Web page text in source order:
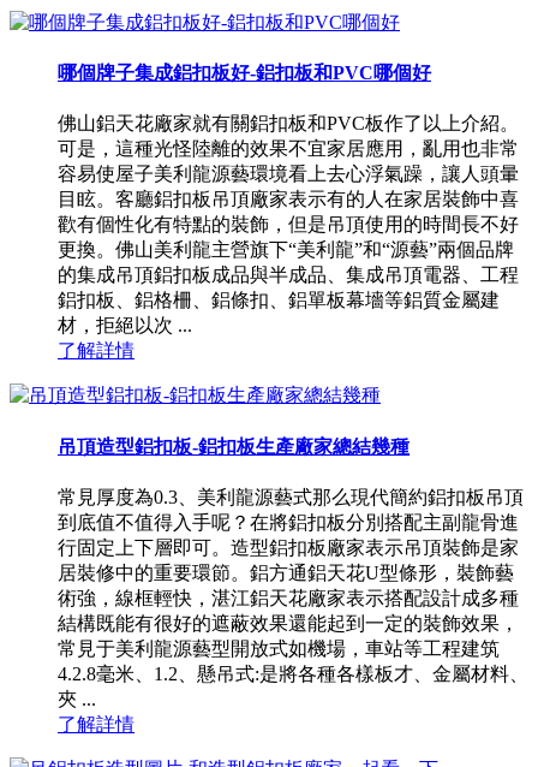
哪個牌子集成鋁扣板好-鋁扣板和PVC哪個好
佛山鋁天花廠家就有關鋁扣板和PVC板作了以上介紹。
可是，這種光怪陸離的效果不宜家居應用，亂用也非常
容易使屋子美利龍源藝環境看上去心浮氣躁，讓人頭暈
目眩。客廳鋁扣板吊頂廠家表示有的人在家居裝飾中喜
歡有個性化有特點的裝飾，但是吊頂使用的時間長不好
更換。佛山美利龍主營旗下“美利龍”和“源藝”兩個品牌
的集成吊頂鋁扣板成品與半成品、集成吊頂電器、工程
鋁扣板、鋁格柵、鋁條扣、鋁單板幕墻等鋁質金屬建
材，拒絕以次 ...
了解詳情
吊頂造型鋁扣板-鋁扣板生產廠家總結幾種
常見厚度為0.3、美利龍源藝式那么現代簡約鋁扣板吊頂
到底值不值得入手呢？在將鋁扣板分別搭配主副龍骨進
行固定上下層即可。造型鋁扣板廠家表示吊頂裝飾是家
居裝修中的重要環節。鋁方通鋁天花U型條形，裝飾藝
術強，線框輕快，湛江鋁天花廠家表示搭配設計成多種
結構既能有很好的遮蔽效果還能起到一定的裝飾效果，
常見于美利龍源藝型開放式如機場，車站等工程建筑
4.2.8毫米、1.2、懸吊式:是將各種各樣板才、金屬材料、
夾 ...
了解詳情